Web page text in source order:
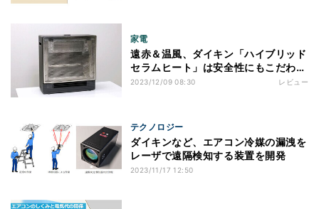
家電
遠赤＆温風、ダイキン「ハイブリッド
セラムヒート」は安全性にもこだわり
アリ
2023/12/09 08:30 レビュー
テクノロジー
ダイキンなど、エアコン冷媒の漏洩を
レーザで遠隔検知する装置を開発
2023/11/17 12:50